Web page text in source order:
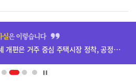
(보도설명) 금번 종합부동산세 개편은 거주 중심 주택시장 정착, 공정과세 및 과세형평 제고를 위한 것입니다.